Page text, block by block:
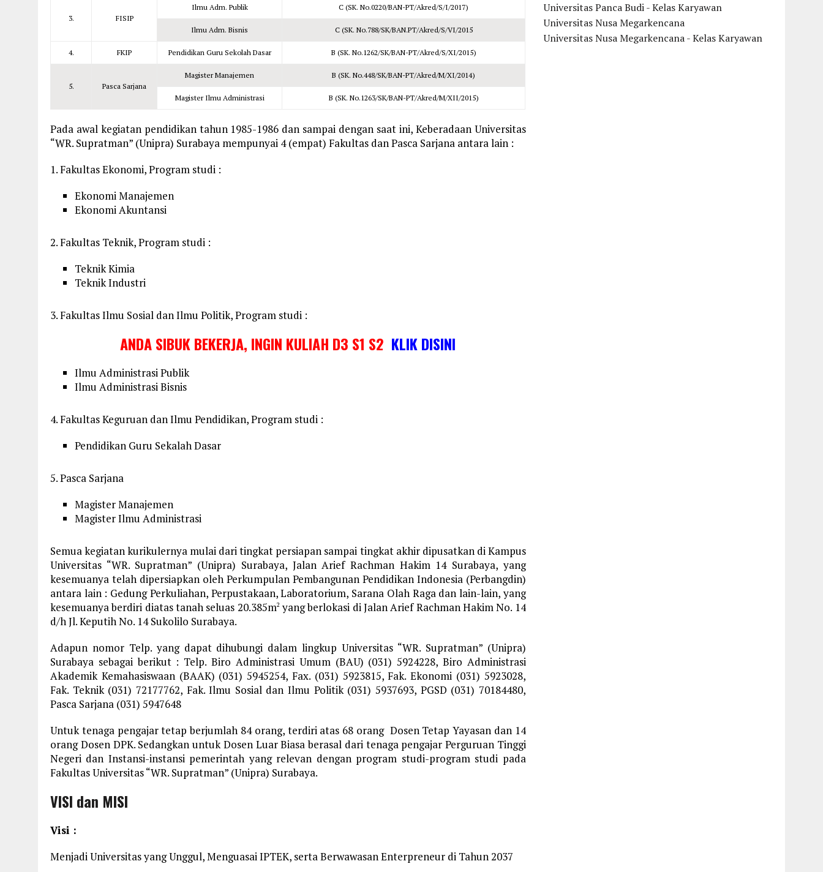
3. FISIP
Ilmu Adm. Publik C (SK. No.0220/BAN-PT/Akred/S/I/2017)
Ilmu Adm. Bisnis C (SK. No.788/SK/BAN.PT/Akred/S/VI/2015
4. FKIP Pendidikan Guru Sekolah Dasar B (SK. No.1262/SK/BAN-PT/Akred/S/XI/2015)
5. Pasca Sarjana
Magister Manajemen B (SK. No.448/SK/BAN-PT/Akred/M/XI/2014)
Magister Ilmu Administrasi B (SK. No.1263/SK/BAN-PT/Akred/M/XII/2015)
Pada awal kegiatan pendidikan tahun 1985-1986 dan sampai dengan saat ini, Keberadaan Universitas
“WR. Supratman” (Unipra) Surabaya mempunyai 4 (empat) Fakultas dan Pasca Sarjana antara lain :
1. Fakultas Ekonomi, Program studi :
Ekonomi Manajemen
Ekonomi Akuntansi
2. Fakultas Teknik, Program studi :
Teknik Kimia
Teknik Industri
3. Fakultas Ilmu Sosial dan Ilmu Politik, Program studi :
ANDA SIBUK BEKERJA, INGIN KULIAH D3 S1 S2 KLIK DISINI
Ilmu Administrasi Publik
Ilmu Administrasi Bisnis
4. Fakultas Keguruan dan Ilmu Pendidikan, Program studi :
Pendidikan Guru Sekalah Dasar
5. Pasca Sarjana
Magister Manajemen
Magister Ilmu Administrasi
Semua kegiatan kurikulernya mulai dari tingkat persiapan sampai tingkat akhir dipusatkan di Kampus
Universitas “WR. Supratman” (Unipra) Surabaya, Jalan Arief Rachman Hakim 14 Surabaya, yang
kesemuanya telah dipersiapkan oleh Perkumpulan Pembangunan Pendidikan Indonesia (Perbangdin)
antara lain : Gedung Perkuliahan, Perpustakaan, Laboratorium, Sarana Olah Raga dan lain-lain, yang
kesemuanya berdiri diatas tanah seluas 20.385m2 yang berlokasi di Jalan Arief Rachman Hakim No. 14
d/h Jl. Keputih No. 14 Sukolilo Surabaya.
Adapun nomor Telp. yang dapat dihubungi dalam lingkup Universitas “WR. Supratman” (Unipra)
Surabaya sebagai berikut : Telp. Biro Administrasi Umum (BAU) (031) 5924228, Biro Administrasi
Akademik Kemahasiswaan (BAAK) (031) 5945254, Fax. (031) 5923815, Fak. Ekonomi (031) 5923028,
Fak. Teknik (031) 72177762, Fak. Ilmu Sosial dan Ilmu Politik (031) 5937693, PGSD (031) 70184480,
Pasca Sarjana (031) 5947648
Untuk tenaga pengajar tetap berjumlah 84 orang, terdiri atas 68 orang Dosen Tetap Yayasan dan 14
orang Dosen DPK. Sedangkan untuk Dosen Luar Biasa berasal dari tenaga pengajar Perguruan Tinggi
Negeri dan Instansi-instansi pemerintah yang relevan dengan program studi-program studi pada
Fakultas Universitas “WR. Supratman” (Unipra) Surabaya.
VISI dan MISI
Visi :
Menjadi Universitas yang Unggul, Menguasai IPTEK, serta Berwawasan Enterpreneur di Tahun 2037
Universitas Panca Budi - Kelas Karyawan
Universitas Nusa Megarkencana
Universitas Nusa Megarkencana - Kelas Karyawan